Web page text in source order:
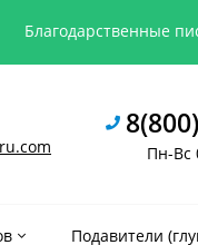
Благодарственные
Пн-Вс
Подавители